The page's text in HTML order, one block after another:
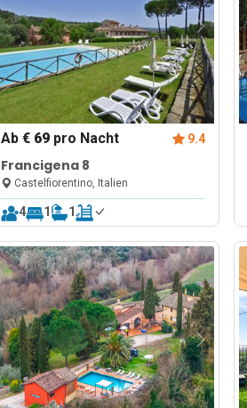
Ab € 69pro Nacht 9.4
Francigena 8
Castelfiorentino, Italien
4 1 1